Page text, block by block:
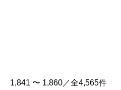
1,841 〜 1,860／全4,565件